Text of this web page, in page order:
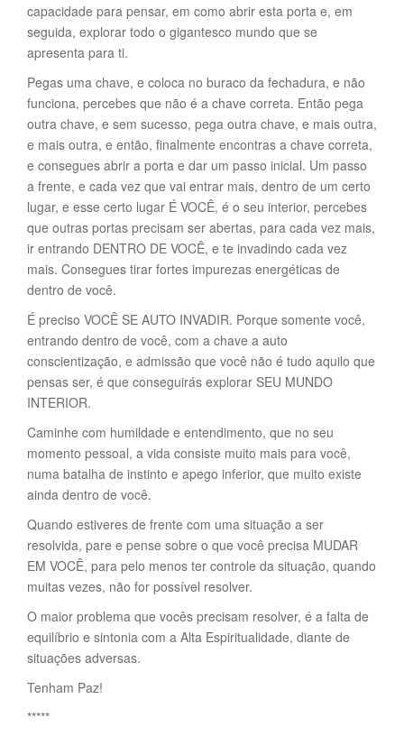
capacidade para pensar, em como abrir esta porta e, em
seguida, explorar todo o gigantesco mundo que se
apresenta para ti.
Pegas uma chave, e coloca no buraco da fechadura, e não
funciona, percebes que não é a chave correta. Então pega
outra chave, e sem sucesso, pega outra chave, e mais outra,
e mais outra, e então, finalmente encontras a chave correta,
e consegues abrir a porta e dar um passo inicial. Um passo
a frente, e cada vez que vai entrar mais, dentro de um certo
lugar, e esse certo lugar É VOCÊ, é o seu interior, percebes
que outras portas precisam ser abertas, para cada vez mais,
ir entrando DENTRO DE VOCÊ, e te invadindo cada vez
mais. Consegues tirar fortes impurezas energéticas de
dentro de você.
É preciso VOCÊ SE AUTO INVADIR. Porque somente você,
entrando dentro de você, com a chave a auto
conscientização, e admissão que você não é tudo aquilo que
pensas ser, é que conseguirás explorar SEU MUNDO
INTERIOR.
Caminhe com humildade e entendimento, que no seu
momento pessoal, a vida consiste muito mais para você,
numa batalha de instinto e apego inferior, que muito existe
ainda dentro de você.
Quando estiveres de frente com uma situação a ser
resolvida, pare e pense sobre o que você precisa MUDAR
EM VOCÊ, para pelo menos ter controle da situação, quando
muitas vezes, não for possível resolver.
O maior problema que vocês precisam resolver, é a falta de
equilíbrio e sintonia com a Alta Espiritualidade, diante de
situações adversas.
Tenham Paz!
*****